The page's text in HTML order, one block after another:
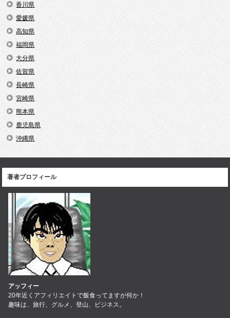
香川県
愛媛県
高知県
福岡県
大分県
佐賀県
長崎県
宮崎県
熊本県
鹿児島県
沖縄県
著者プロフィール
アッフィー
20年近くアフィリエイトで飯食ってますが何か！
趣味は、旅行、グルメ、登山、ビジネス。